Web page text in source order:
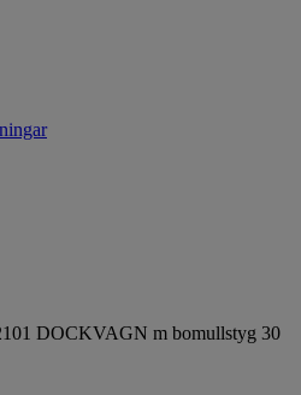
DOCKVAGN m bomullstyg 30